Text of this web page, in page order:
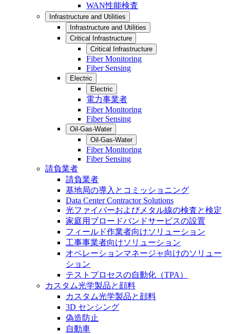
WAN性能検査
Infrastructure and Utilities
Infrastructure and Utilities
Critical Infrastructure
Critical Infrastructure
Fiber Monitoring
Fiber Sensing
Electric
Electric
電力事業者
Fiber Monitoring
Fiber Sensing
Oil-Gas-Water
Oil-Gas-Water
Fiber Monitoring
Fiber Sensing
請負業者
請負業者
基地局の導入とコミッショニング
Data Center Contractor Solutions
光ファイバーおよびメタル線の検査と検定
家庭用ブロードバンドサービスの設置
フィールド作業者向けソリューション
工事事業者向けソリューション
オペレーションマネージャ向けのソリュー
ション
テストプロセスの自動化（TPA）
カスタム光学製品と顔料
カスタム光学製品と顔料
3D センシング
偽造防止
自動車